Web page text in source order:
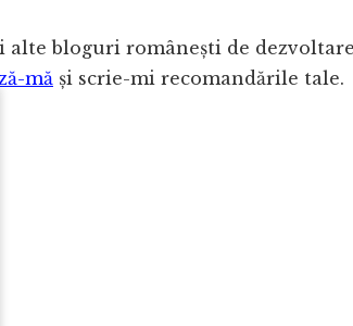
alte bloguri românești de
mă și scrie-mi recomandările tale.